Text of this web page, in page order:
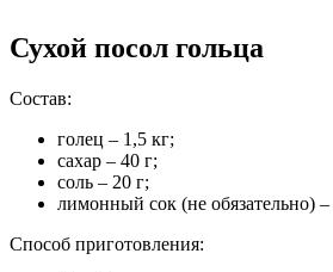
Сухой посол гольца
Состав:
голец – 1,5 кг;
сахар – 40 г;
соль – 20 г;
лимонный сок (не обязательно)
Способ приготовления: